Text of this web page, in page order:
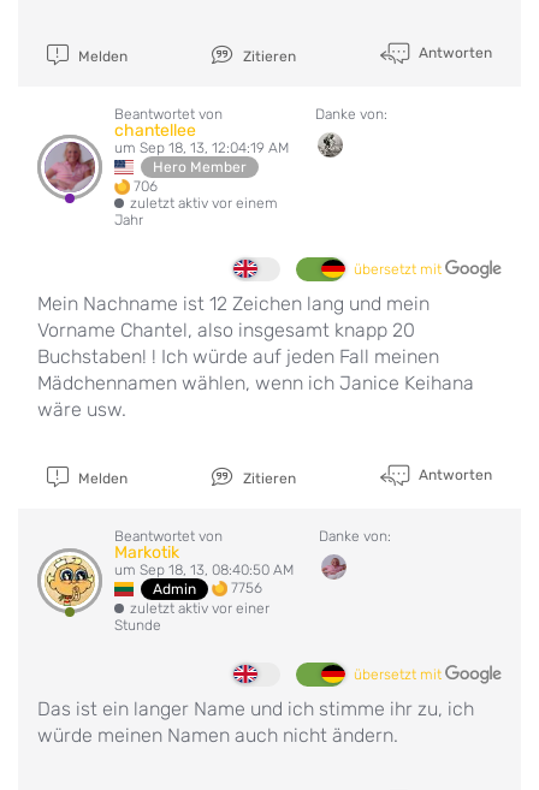
Melden Zitieren Antworten
Beantwortet von
chantellee
um Sep 18, 13, 12:04:19 AM
Hero Member
706
zuletzt aktiv vor einem
Jahr
Danke von:
übersetzt mit
Mein Nachname ist 12 Zeichen lang und mein
Vorname Chantel, also insgesamt knapp 20
Buchstaben! ! Ich würde auf jeden Fall meinen
Mädchennamen wählen, wenn ich Janice Keihana
wäre usw.
Melden Zitieren Antworten
Beantwortet von
Markotik
um Sep 18, 13, 08:40:50 AM
Admin
7756
zuletzt aktiv vor einer
Stunde
Danke von:
übersetzt mit
Das ist ein langer Name und ich stimme ihr zu, ich
würde meinen Namen auch nicht ändern.